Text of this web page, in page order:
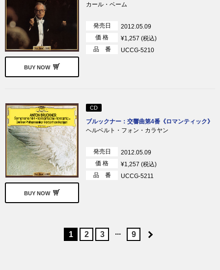
BUY NOW
カール・ベーム
発売日
2012.05.09
価 格
¥1,257 (税込)
品 番
UCCG-5210
BUY NOW
CD
ブルックナー：交響曲第4番《ロマンティック》
ヘルベルト・フォン・カラヤン
発売日
2012.05.09
価 格
¥1,257 (税込)
品 番
UCCG-5211
1 2 3 ... 9